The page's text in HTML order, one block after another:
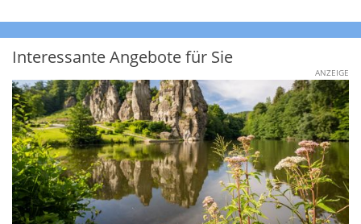
Interessante Angebote für Sie
ANZEIGE